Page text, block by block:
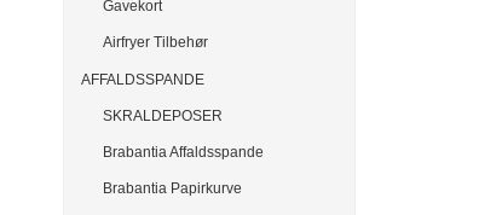
Gavekort
Airfryer Tilbehør
AFFALDSSPANDE
SKRALDEPOSER
Brabantia Affaldsspande
Brabantia Papirkurve